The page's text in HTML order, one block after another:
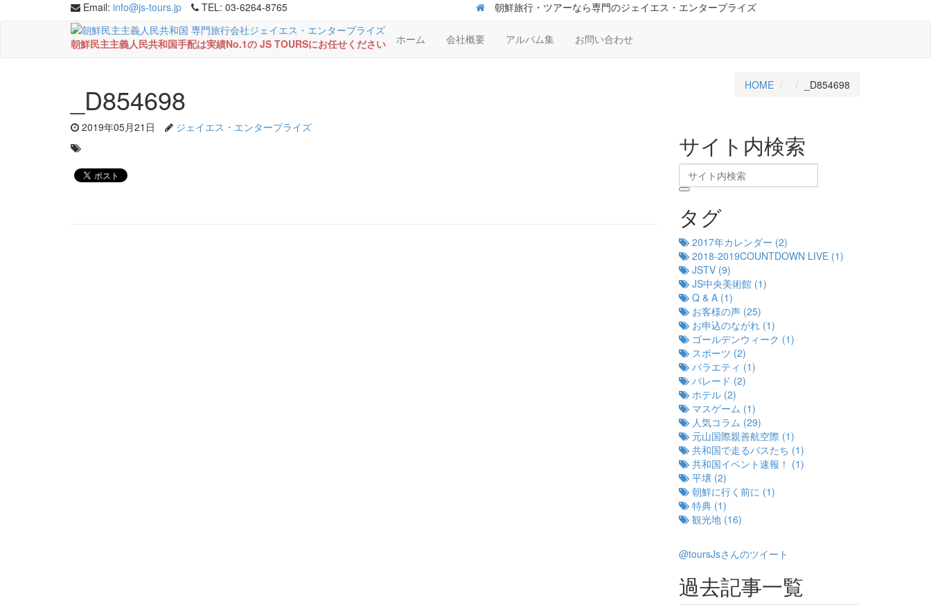
Email: info@js-tours.jp TEL: 03-6264-8765 朝鮮旅行・ツアーなら専門のジェイエス・エンタープライズ
朝鮮民主主義人民共和国手配は実績No.1の JS TOURSにお任せください ホーム 会社概要 アルバム集 お問い合わせ
_D854698 HOME _D854698
2019年05月21日 ジェイエス・エンタープライズ
サイト内検索
タグ
2017年カレンダー (2)
2018-2019COUNTDOWN LIVE (1)
JSTV (9)
JS中央美術館 (1)
Q & A (1)
お客様の声 (25)
お申込のながれ (1)
ゴールデンウィーク (1)
スポーツ (2)
バラエティ (1)
パレード (2)
ホテル (2)
マスゲーム (1)
人気コラム (29)
元山国際親善航空際 (1)
共和国で走るバスたち (1)
共和国イベント速報！ (1)
平壌 (2)
朝鮮に行く前に (1)
特典 (1)
観光地 (16)
@toursJsさんのツイート
過去記事一覧